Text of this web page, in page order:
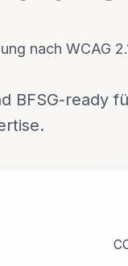
nach WCAG
BFSG-ready